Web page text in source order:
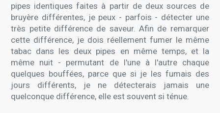
pipes identiques faites à partir de deux sources de
bruyère différentes, je peux - parfois - détecter une
très petite différence de saveur. Afin de remarquer
cette différence, je dois réellement fumer le même
tabac dans les deux pipes en même temps, et la
même nuit - permutant de l'une à l'autre chaque
quelques bouffées, parce que si je les fumais des
jours différents, je ne détecterais jamais une
quelconque différence, elle est souvent si ténue.